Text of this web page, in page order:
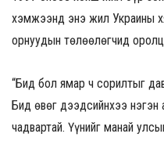
хэмжээнд энэ жил Украины
орнуудын төлөөлөгчид
“Бид бол ямар ч сорилтыг
Бид өвөг дээдсийнхээ
чадвартай. Үүнийг манай